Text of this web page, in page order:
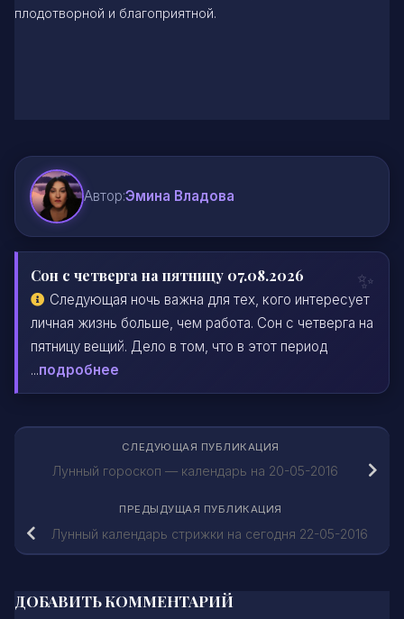
плодотворной и благоприятной.
Автор:Эмина Владова
Сон с четверга на пятницу 07.08.2026
Следующая ночь важна для тех, кого интересует
личная жизнь больше, чем работа. Сон с четверга на
пятницу вещий. Дело в том, что в этот период
...подробнее
СЛЕДУЮЩАЯ ПУБЛИКАЦИЯ
Лунный гороскоп — календарь на 20-05-2016
ПРЕДЫДУЩАЯ ПУБЛИКАЦИЯ
Лунный календарь стрижки на сегодня 22-05-2016
ДОБАВИТЬ КОММЕНТАРИЙ